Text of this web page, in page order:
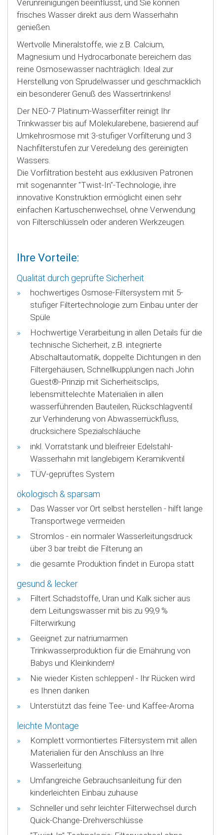
Verunreinigungen beeinflusst, und Sie können
frisches Wasser direkt aus dem Wasserhahn
genießen.
Wertvolle Mineralstoffe, wie z.B. Calcium,
Magnesium und Hydrocarbonate bereichern das
reine Osmosewasser nachträglich: Ideal zur
Herstellung von Sprudelwasser und geschmacklich
ein besonderer Genuß des Wassertrinkens!
Der NEO-7 Platinum-Wasserfilter reinigt Ihr
Trinkwasser bis auf Molekularebene, basierend auf
Umkehrosmose mit 3-stufiger Vorfilterung und 3
Nachfilterstufen zur Veredelung des gereinigten
Wassers.
Die Vorfiltration besteht aus exklusiven Patronen
mit sogenannter "Twist-In"-Technologie, ihre
innovative Konstruktion ermöglicht einen sehr
einfachen Kartuschenwechsel, ohne Verwendung
von Filterschlüsseln oder anderen Werkzeugen.
Ihre Vorteile:
Qualität durch geprüfte Sicherheit
hochwertiges Osmose-Filtersystem mit 5-
stufiger Filtertechnologie zum Einbau unter der
Spüle
Hochwertige Verarbeitung in allen Details für die
technische Sicherheit, z.B. integrierte
Abschaltautomatik, doppelte Dichtungen in den
Filtergehäusen, Schnellkupplungen nach John
Guest®-Prinzip mit Sicherheitsclips,
lebensmittelechte Materialien in allen
wasserführenden Bauteilen, Rückschlagventil
zur Verhinderung von Abwasserrückfluss,
drucksichere Spezialschläuche
inkl. Vorratstank und bleifreier Edelstahl-
Wasserhahn mit langlebigem Keramikventil
TÜV-geprüftes System
ökologisch & sparsam
Das Wasser vor Ort selbst herstellen - hilft lange
Transportwege vermeiden
Stromlos - ein normaler Wasserleitungsdruck
über 3 bar treibt die Filterung an
die gesamte Produktion findet in Europa statt
gesund & lecker
Filtert Schadstoffe, Uran und Kalk sicher aus
dem Leitungswasser mit bis zu 99,9 %
Filterwirkung
Geeignet zur natriumarmen
Trinkwasserproduktion für die Ernährung von
Babys und Kleinkindern!
Nie wieder Kisten schleppen! - Ihr Rücken wird
es Ihnen danken
Unterstützt das feine Tee- und Kaffee-Aroma
leichte Montage
Komplett vormontiertes Filtersystem mit allen
Materialien für den Anschluss an Ihre
Wasserleitung.
Umfangreiche Gebrauchsanleitung für den
kinderleichten Einbau zuhause
Schneller und sehr leichter Filterwechsel durch
Quick-Change-Drehverschlüsse